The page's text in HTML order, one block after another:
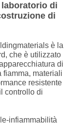
di
di
è la
che è utilizzato
di
fiamma, materiali
resistente
controllo di
infiammabilità